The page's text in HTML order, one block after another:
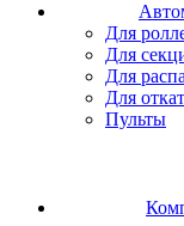
Для
Для
Для
Для
Пульты